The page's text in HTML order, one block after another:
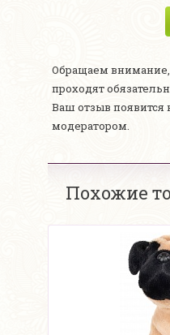
Обращаем внимание,
проходят
Ваш отзыв появится
модератором.
Похожие